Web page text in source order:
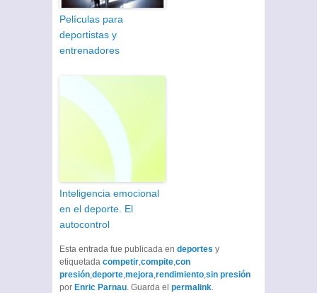
Películas para
deportistas y
entrenadores
Inteligencia emocional
en el deporte. El
autocontrol
Esta entrada fue publicada en deportes y
etiquetada competir,compite,con
presión,deporte,mejora,rendimiento,sin presión
por Enric Parnau. Guarda el permalink.